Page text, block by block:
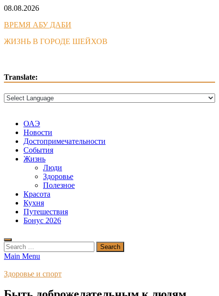
Skip
content
08.08.2026
ВРЕМЯ АБУ ДАБИ
ЖИЗНЬ В ГОРОДЕ ШЕЙХОВ
Translate:
ОАЭ
Новости
Достопримечательности
События
Жизнь
Люди
Здоровье
Полезное
Красота
Кухня
Путешествия
Бонус 2026
Search
for:
Main Menu
Здоровье и спорт